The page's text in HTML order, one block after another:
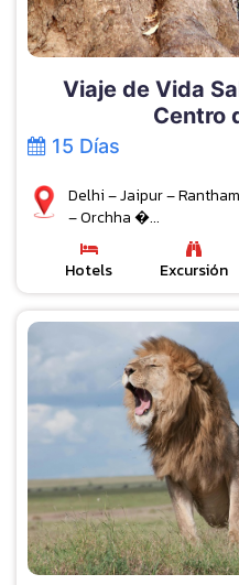
Viaje de Vida
Centro
15 Días
Delhi – Jaipur –
– Orchha �...
Hotels Excursión